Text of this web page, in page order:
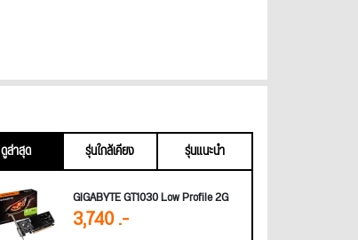
ดูล่าสุด รุ่นใกล้เคียง
รุ่นแนะนำ
GIGABYTE GT1030 Low Profile 2G
3,740 .-